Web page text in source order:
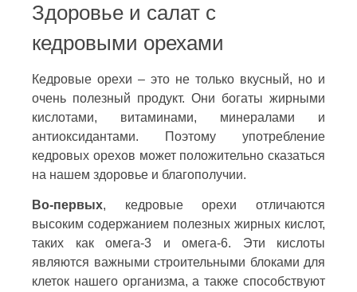
Здоровье и салат с
кедровыми орехами
Кедровые орехи – это не только вкусный, но и
очень полезный продукт. Они богаты жирными
кислотами, витаминами, минералами и
антиоксидантами. Поэтому употребление
кедровых орехов может положительно сказаться
на нашем здоровье и благополучии.
Во-первых, кедровые орехи отличаются
высоким содержанием полезных жирных кислот,
таких как омега-3 и омега-6. Эти кислоты
являются важными строительными блоками для
клеток нашего организма, а также способствуют